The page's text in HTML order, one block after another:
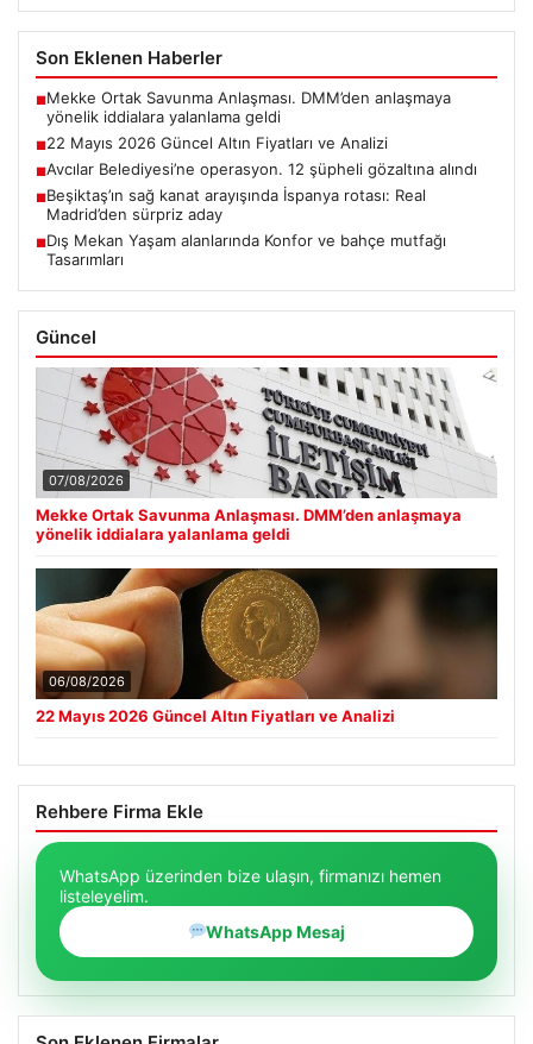
Son Eklenen Haberler
■Mekke Ortak Savunma Anlaşması. DMM’den anlaşmaya
yönelik iddialara yalanlama geldi
■22 Mayıs 2026 Güncel Altın Fiyatları ve Analizi
■Avcılar Belediyesi’ne operasyon. 12 şüpheli gözaltına alındı
■Beşiktaş’ın sağ kanat arayışında İspanya rotası: Real
Madrid’den sürpriz aday
■Dış Mekan Yaşam alanlarında Konfor ve bahçe mutfağı
Tasarımları
Güncel
07/08/2026
Mekke Ortak Savunma Anlaşması. DMM’den anlaşmaya
yönelik iddialara yalanlama geldi
06/08/2026
22 Mayıs 2026 Güncel Altın Fiyatları ve Analizi
Rehbere Firma Ekle
WhatsApp üzerinden bize ulaşın, firmanızı hemen
listeleyelim.
WhatsApp Mesaj